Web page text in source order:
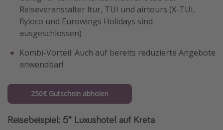
Reiseveranstalter ltur, TUI und airtours (X-TUI,
flyloco und Eurowings Holidays sind
ausgeschlossen)
Kombi-Vorteil: Auch auf bereits reduzierte Angebote
anwendbar!
250€ Gutschein abholen
Reisebeispiel: 5* Luxushotel auf Kreta